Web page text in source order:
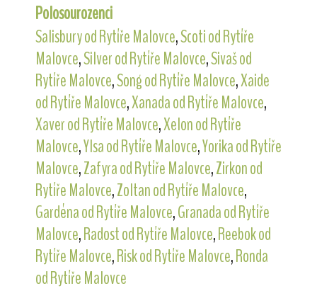
Polosourozenci
Salisbury od Rytíře Malovce,Scoti od Rytíře
Malovce,Silver od Rytíře Malovce,Sivaš od
Rytíře Malovce,Song od Rytíře Malovce,Xaide
od Rytíře Malovce,Xanada od Rytíře Malovce,
Xaver od Rytíře Malovce,Xelon od Rytíře
Malovce,Ylsa od Rytíře Malovce,Yorika od Rytíře
Malovce,Zafyra od Rytíře Malovce,Zirkon od
Rytíře Malovce,Zoltan od Rytíře Malovce,
Gardéna od Rytíře Malovce,Granada od Rytíře
Malovce,Radost od Rytíře Malovce,Reebok od
Rytíře Malovce,Risk od Rytíře Malovce,Ronda
od Rytíře Malovce